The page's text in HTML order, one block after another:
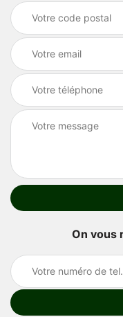
On vous